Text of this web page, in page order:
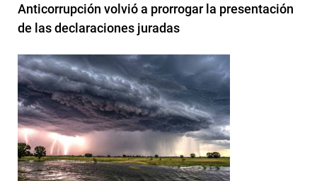
Anticorrupción volvió a prorrogar la presentación
de las declaraciones juradas